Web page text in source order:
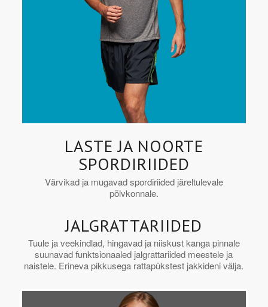
LASTE JA NOORTE
SPORDIRIIDED
Värvikad ja mugavad spordiriided järeltulevale
põlvkonnale.
JALGRATTARIIDED
Tuule ja veekindlad, hingavad ja niiskust kanga pinnale
suunavad funktsionaaled jalgrattariided meestele ja
naistele. Erineva pikkusega rattapükstest jakkideni välja.